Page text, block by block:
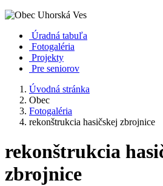
Úradná tabuľa
Fotogaléria
Projekty
Pre seniorov
Úvodná stránka
Obec
Fotogaléria
rekonštrukcia hasičskej zbrojnice
rekonštrukcia
zbrojnice